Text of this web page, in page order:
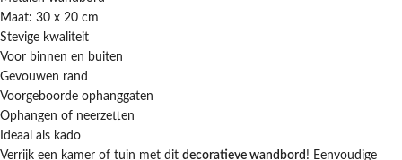
Maat: 30 x 20 cm
Stevige kwaliteit
Voor binnen en buiten
Gevouwen rand
Voorgeboorde ophanggaten
Ophangen of neerzetten
Ideaal als kado
Verrijk een kamer of tuin met dit decoratieve wandbord ! Eenvoudige